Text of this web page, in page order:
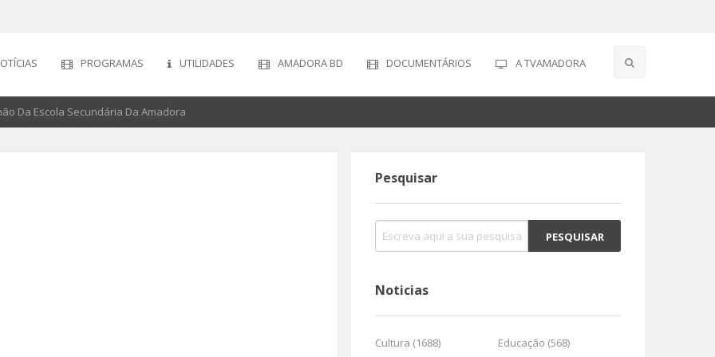
PROGRAMAS UTILIDADES AMADORA BD DOCUMENTÁRIOS A TVAMADORA
Da Escola Secundária Da Amadora
Pesquisar
Noticias
Cultura (1688)
Educação (568)